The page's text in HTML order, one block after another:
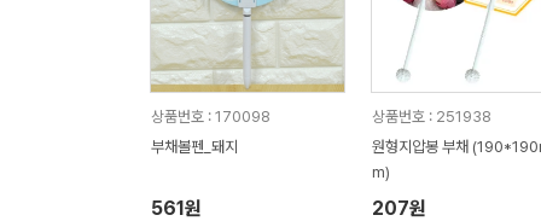
상품번호 : 170098
부채볼펜_돼지
561원
상품번호 : 251938
원형지압봉 부채
m)
207원